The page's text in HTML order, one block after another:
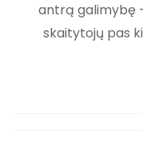
antrą galimybę
skaitytojų pas